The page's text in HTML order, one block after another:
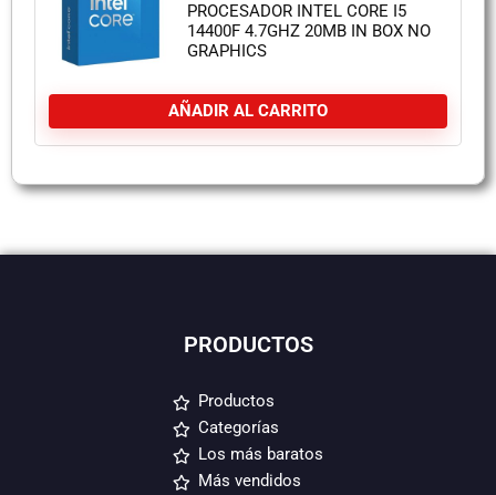
PROCESADOR INTEL CORE I5
14400F 4.7GHZ 20MB IN BOX NO
GRAPHICS
AÑADIR AL CARRITO
PRODUCTOS
Productos
Categorías
Los más baratos
Más vendidos